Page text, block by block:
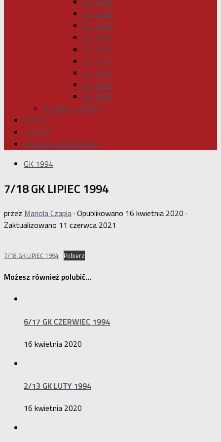
GK 1999
GK 1998
GK 1997
GK 1996
GK 1994
GK 1993
GK 1992
GK 1990
Dodatki specjalne
Galeria
Kontakt
Deklaracja dostępności
GK 1994
7/18 GK LIPIEC 1994
przez Mariola Czapla· Opublikowano 16 kwietnia 2020 ·
Zaktualizowano 11 czerwca 2021
7/18 GK LIPIEC 1994 Pobierz
Możesz również polubić…
6/17 GK CZERWIEC 1994
16 kwietnia 2020
2/13 GK LUTY 1994
16 kwietnia 2020